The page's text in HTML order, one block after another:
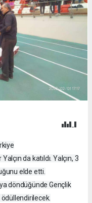
da katıldı. Yalçın, 3
elde etti.
döndüğünde Gençlik